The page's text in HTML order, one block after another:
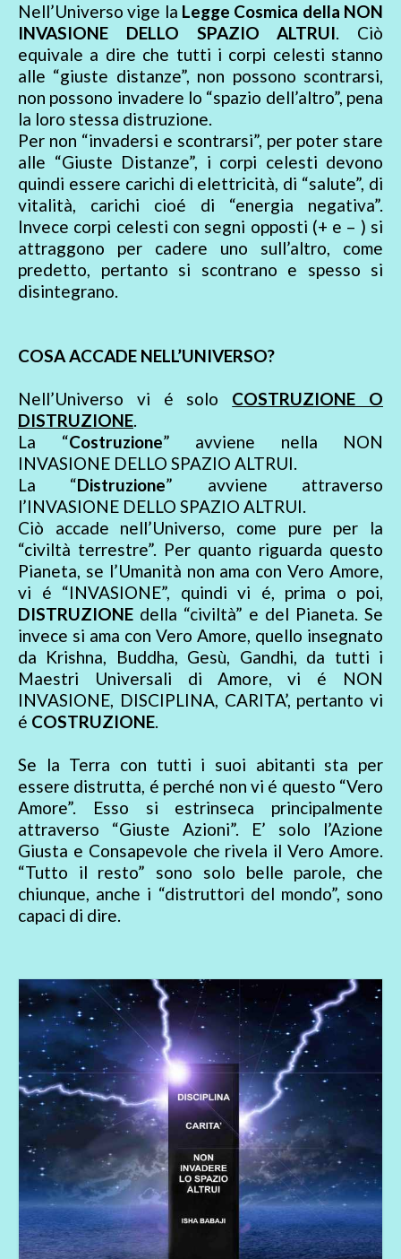
Nell’Universo vige la Legge Cosmica della NON
INVASIONE DELLO SPAZIO ALTRUI. Ciò
equivale a dire che tutti i corpi celesti stanno
alle “giuste distanze”, non possono scontrarsi,
non possono invadere lo “spazio dell’altro”, pena
la loro stessa distruzione.
Per non “invadersi e scontrarsi”, per poter stare
alle “Giuste Distanze”, i corpi celesti devono
quindi essere carichi di elettricità, di “salute”, di
vitalità, carichi cioé di “energia negativa”.
Invece corpi celesti con segni opposti (+ e – ) si
attraggono per cadere uno sull’altro, come
predetto, pertanto si scontrano e spesso si
disintegrano.
COSA ACCADE NELL’UNIVERSO?
Nell’Universo vi é solo COSTRUZIONE O
DISTRUZIONE.
La “Costruzione” avviene nella NON
INVASIONE DELLO SPAZIO ALTRUI.
La “Distruzione” avviene attraverso
l’INVASIONE DELLO SPAZIO ALTRUI.
Ciò accade nell’Universo, come pure per la
“civiltà terrestre”. Per quanto riguarda questo
Pianeta, se l’Umanità non ama con Vero Amore,
vi é “INVASIONE”, quindi vi é, prima o poi,
DISTRUZIONE della “civiltà” e del Pianeta. Se
invece si ama con Vero Amore, quello insegnato
da Krishna, Buddha, Gesù, Gandhi, da tutti i
Maestri Universali di Amore, vi é NON
INVASIONE, DISCIPLINA, CARITA’, pertanto vi
é COSTRUZIONE.
Se la Terra con tutti i suoi abitanti sta per
essere distrutta, é perché non vi é questo “Vero
Amore”. Esso si estrinseca principalmente
attraverso “Giuste Azioni”. E’ solo l’Azione
Giusta e Consapevole che rivela il Vero Amore.
“Tutto il resto” sono solo belle parole, che
chiunque, anche i “distruttori del mondo”, sono
capaci di dire.